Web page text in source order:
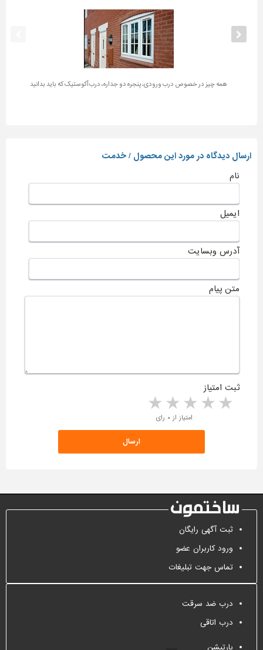
همه چیز در خصوص درب ورودی، پنجره دو جداره، درب آکوستیک که باید بدانید
ارسال دیدگاه در مورد این محصول / خدمت
نام
ایمیل
آدرس وبسایت
متن پیام
ثبت امتیاز
4 stars 3 stars 2 stars 1 star امتیاز از ۰ رای
ثبت آگهی رایگان
ورود کاربران عضو
تماس جهت تبلیغات
درب ضد سرقت
درب اتاقی
پارتیشن